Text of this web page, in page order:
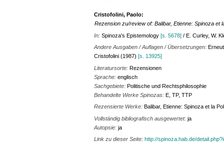
Cristofolini, Paolo:
Rezension zu/review of: Balibar, Etienne: Spinoza et
In:Spinoza's Epistemology[s. 5678] / E. Curley, W.
Andere Ausgaben / Auflagen / Übersetzungen:
Cristofolini (1987)[s. 13925]
Literatursorte:Rezensionen
Sprache:englisch
Sachgebiete:Politische und Rechtsphilosophie
Behandelte Werke Spinozas:E, TP, TTP
Rezensierte Werke:Balibar, Etienne: Spinoza et la
Vollständig bibliografisch ausgewertet:ja
Autopsie:ja
Link zu dieser Seite:http://spinoza.hab.de/